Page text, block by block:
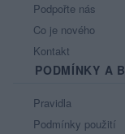
Podpořte nás
Co je nového
Kontakt
PODMÍNKY A
Pravidla
Podmínky použití